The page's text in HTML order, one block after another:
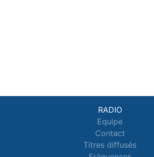
RADIO
Equipe
Contact
Titres diffusés